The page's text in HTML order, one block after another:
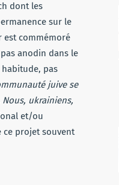
dont les
sur le
est commémoré
anodin dans le
habitude, pas
juive se
ukrainiens,
et/ou
ce projet souvent